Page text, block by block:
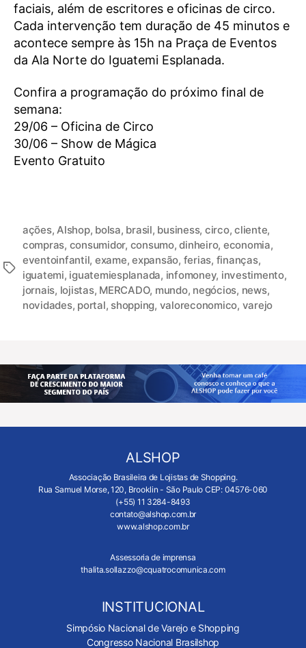
faciais, além de escritores e oficinas de circo.
Cada intervenção tem duração de 45 minutos e
acontece sempre às 15h na Praça de Eventos
da Ala Norte do Iguatemi Esplanada.
Confira a programação do próximo final de
semana:
29/06 – Oficina de Circo
30/06 – Show de Mágica
Evento Gratuito
ações,Alshop, bolsa, brasil, business, circo,cliente,
compras, consumidor, consumo,dinheiro, economia,
eventoinfantil, exame,expansão, ferias, finanças,
iguatemi, iguatemiesplanada, infomoney, investimento,
jornais, lojistas, MERCADO, mundo, negócios, news,
novidades, portal, shopping, valoreconomico, varejo
ALSHOP
Associação Brasileira de Lojistas de Shopping.
Rua Samuel Morse, 120, Brooklin - São Paulo CEP: 04576-060
(+55) 11 3284-8493
contato@alshop.com.br
www.alshop.com.br
Assessoria de imprensa
thalita.sollazzo@cquatrocomunica.com
INSTITUCIONAL
Simpósio Nacional de Varejo e Shopping
Congresso Nacional Brasilshop